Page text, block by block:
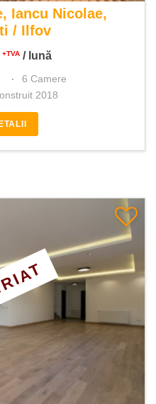
Iancu Nicolae,
/ Ilfov
+TVA/ lună
6 Camere
2018